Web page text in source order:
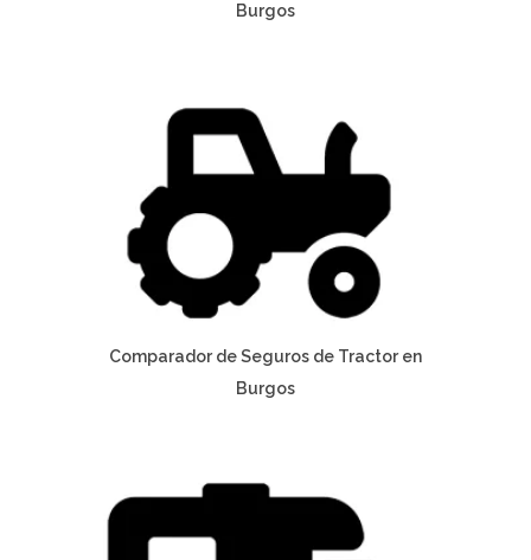
Burgos
Comparador de Seguros de Tractor en
Burgos